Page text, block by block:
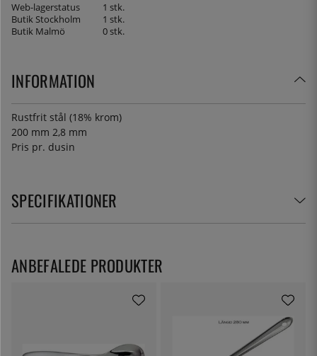
Web-lagerstatus
1 stk.
Butik Stockholm
1 stk.
Butik Malmö
0 stk.
INFORMATION
Rustfrit stål (18% krom)
200 mm 2,8 mm
Pris pr. dusin
SPECIFIKATIONER
ANBEFALEDE PRODUKTER